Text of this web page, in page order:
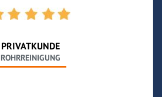
PRIVATKUNDE
ROHRREINIGUNG